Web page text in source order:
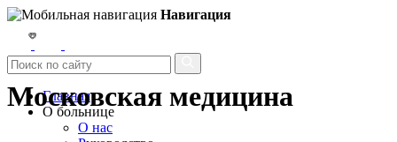
Московская медицина
Навигация
Главная
О больнице
О нас